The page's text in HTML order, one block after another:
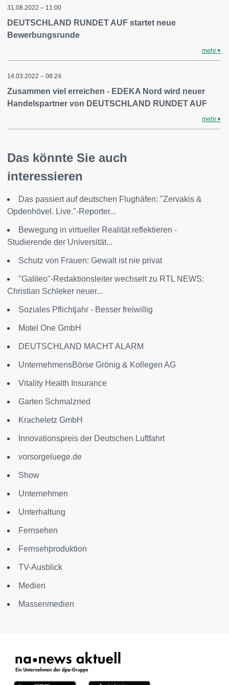
31.08.2022 – 11:00
DEUTSCHLAND RUNDET AUF startet neue
Bewerbungsrunde
mehr
14.03.2022 – 08:24
Zusammen viel erreichen - EDEKA Nord wird neuer
Handelspartner von DEUTSCHLAND RUNDET AUF
mehr
Das könnte Sie auch
interessieren
Das passiert auf deutschen Flughäfen: "Zervakis &
Opdenhövel. Live."-Reporter...
Bewegung in virtueller Realität reflektieren -
Studierende der Universität...
Schutz von Frauen: Gewalt ist nie privat
"Galileo"-Redaktionsleiter wechselt zu RTL NEWS:
Christian Schleker neuer...
Soziales Pflichtjahr - Besser freiwillig
Motel One GmbH
DEUTSCHLAND MACHT ALARM
UnternehmensBörse Grönig & Kollegen AG
Vitality Health Insurance
Garten Schmalzried
Kracheletz GmbH
Innovationspreis der Deutschen Luftfahrt
vorsorgeluege.de
Show
Unternehmen
Unterhaltung
Fernsehen
Fernsehproduktion
TV-Ausblick
Medien
Massenmedien